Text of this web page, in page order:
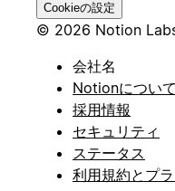
Cookieの設定
© 2026 Notion
会社名
Notionについて
採用情報
セキュリティ
ステータス
利用規約とプラ